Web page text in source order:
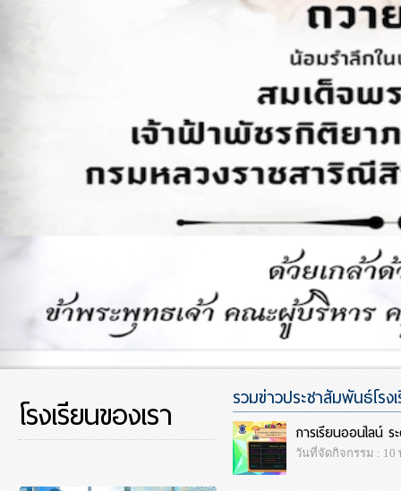
โรงเรียนของเรา รวมข่าวประชาสัมพันธ์โร
การเรียนออนไลน์
วันที่จัดกิจกรรม : 10